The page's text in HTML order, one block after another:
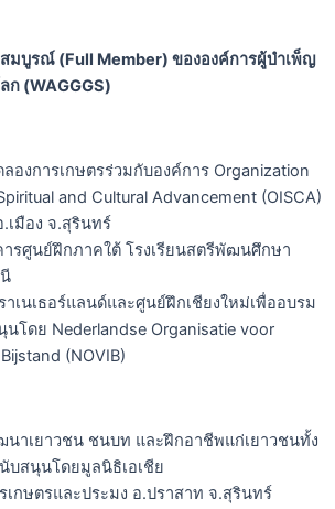
มบูรณ์ (Full Member) ขององค์การผู้บำเพ็ญ
ก (WAGGGS)
ลองการเกษตรร่วมกับองค์การ Organization
and Cultural Advancement (OISCA)
เมือง จ.สุรินทร์
ารศูนย์ฝึกภาคใต้ โรงเรียนสตรีพัฒนศึกษา
าเนเธอร์แลนด์และศูนย์ฝึกเชียงใหม่เพื่ออบรม
นโดย Nederlandse Organisatie voor
(NOVIB)
นาเยาวชน ชนบท และฝึกอาชีพแก่เยาวชนทั้ง
บสนุนโดยมูลนิธิเอเชีย
เกษตรและประมง อ.ปราสาท จ.สุรินทร์